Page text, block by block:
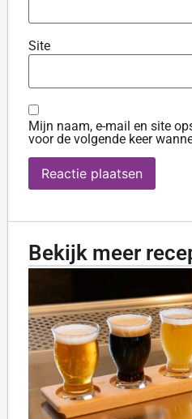
Site
Mijn naam, e-mail en site
voor de volgende keer
Bekijk meer